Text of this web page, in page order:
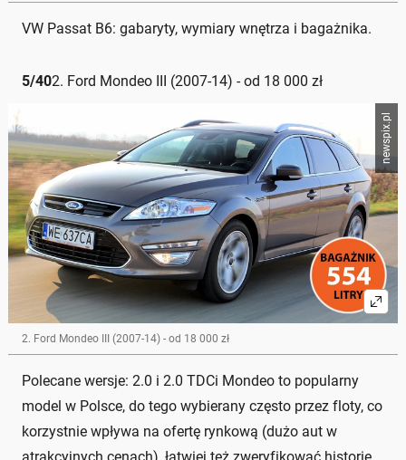
VW Passat B6: gabaryty, wymiary wnętrza i bagażnika.
5/402. Ford Mondeo III (2007-14) - od 18 000 zł
newspix.pl
2. Ford Mondeo III (2007-14) - od 18 000 zł
Polecane wersje: 2.0 i 2.0 TDCi Mondeo to popularny
model w Polsce, do tego wybierany często przez floty, co
korzystnie wpływa na ofertę rynkową (dużo aut w